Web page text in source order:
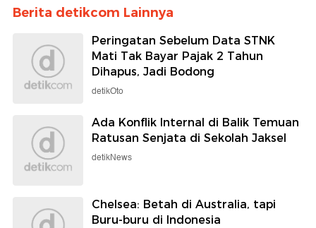
Berita detikcom Lainnya
Peringatan Sebelum Data STNK
Mati Tak Bayar Pajak 2 Tahun
Dihapus, Jadi Bodong
detikOto
Ada Konflik Internal di Balik Temuan
Ratusan Senjata di Sekolah Jaksel
detikNews
Chelsea: Betah di Australia, tapi
Buru-buru di Indonesia